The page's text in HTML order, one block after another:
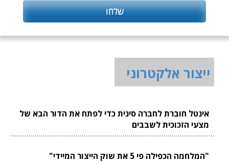
ייצור אלקטרוני
אינטל חוברת לחברה סינית כדי לפתח את הדור הבא של
מצעי הזכוכית לשבבים
"המלחמה הכפילה פי 5 את שוק הייצור המיידי"